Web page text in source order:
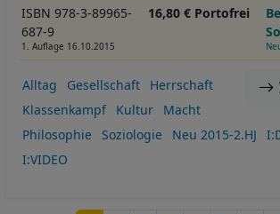
ISBN 978-3-89965-
687-9
1. Auflage 16.10.2015
16,80 € Portofrei
Alltag Gesellschaft
Herrschaft
Klassenkampf
Kultur
Macht
Philosophie
Soziologie Neu 2015-2.HJ
I:VIDEO